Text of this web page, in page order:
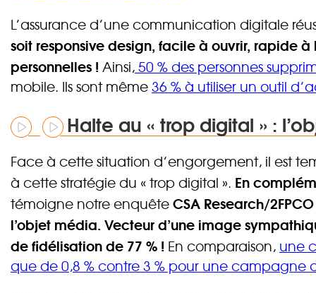
L’assurance d’une communication digitale
soit responsive design, facile à ouvrir, rapide
personnelles ! Ainsi,50 % des personnes
mobile. Ils sont même36 % à utiliser un outil
Halte au « trop digital » :
Face à cette situation d’engorgement, il est
à cette stratégie du « trop digital ». En
témoigne notre enquêteCSA Research/
l’objet média. Vecteur d’une image
de fidélisation de 77 % ! En comparaison, une
que de 0,8 % contre 3 % pour une campagne